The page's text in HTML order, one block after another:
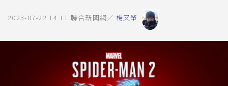
2023-07-22 14:11 聯合新聞網／ 楊又肇